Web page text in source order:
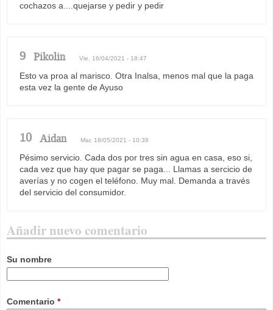
cochazos a....quejarse y pedir y pedir
9 Pikolin Vie, 16/04/2021 - 18:47
Esto va proa al marisco. Otra Inalsa, menos mal que la paga
esta vez la gente de Ayuso
10 Aidan Mar, 18/05/2021 - 10:38
Pésimo servicio. Cada dos por tres sin agua en casa, eso si,
cada vez que hay que pagar se paga... Llamas a sercicio de
averías y no cogen el teléfono. Muy mal. Demanda a través
del servicio del consumidor.
Añadir nuevo comentario
Su nombre
Comentario *